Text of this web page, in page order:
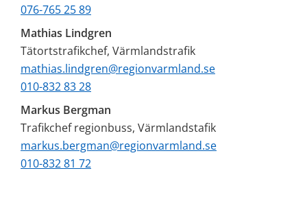
076-765 25 89
Mathias Lindgren
Tätortstrafikchef, Värmlandstrafik
mathias.lindgren@regionvarmland.se
010-832 83 28
Markus Bergman
Trafikchef regionbuss, Värmlandstafik
markus.bergman@regionvarmland.se
010-832 81 72